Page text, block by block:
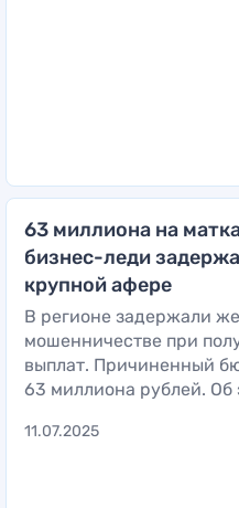
63 миллиона на
бизнес-леди
крупной афере
В регионе задержали
мошенничестве при
выплат. Причиненный
63 миллиона рублей. Об
11.07.2025